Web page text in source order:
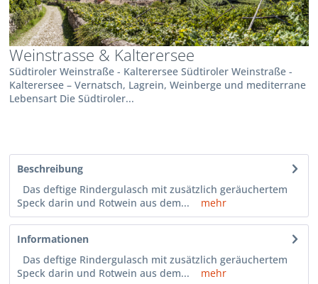
Weinstrasse & Kalterersee
Südtiroler Weinstraße - Kalterersee Südtiroler Weinstraße -
Kalterersee – Vernatsch, Lagrein, Weinberge und mediterrane
Lebensart Die Südtiroler...
Beschreibung
Das deftige Rindergulasch mit zusätzlich geräuchertem
Speck darin und Rotwein aus dem...
mehr
Informationen
Das deftige Rindergulasch mit zusätzlich geräuchertem
Speck darin und Rotwein aus dem...
mehr